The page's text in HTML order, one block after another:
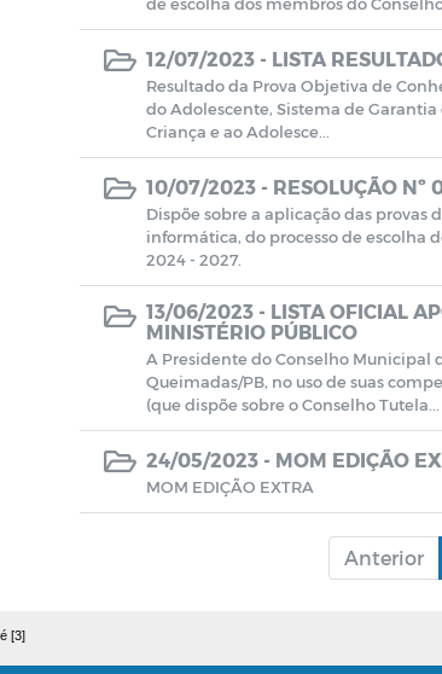
12/07/2023 - LISTA
Resultado da Prova Objetiva de
do Adolescente, Sistema de
Criança e ao Adolesce...
10/07/2023 - RESOLUÇÃO Nº
Dispõe sobre a aplicação das provas
informática, do processo de escolha
2024 - 2027.
13/06/2023 - LISTA OFICIAL
MINISTÉRIO PÚBLICO
A Presidente do Conselho Municipal
Queimadas/PB, no uso de suas
(que dispõe sobre o Conselho Tutela...
24/05/2023 - MOM EDIÇÃO
MOM EDIÇÃO EXTRA
Anterior
[3]